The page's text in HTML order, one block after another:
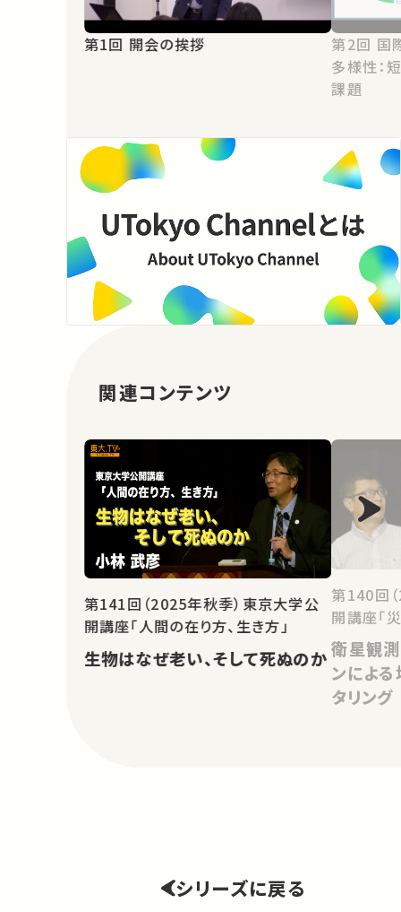
第1回 開会の挨拶
第2回 国際高等教育における学びの
多様性：
課題
関連コンテンツ
第141回（2025年秋季）東京大学公
開講座「人間の在り方、生き方」
生物はなぜ老い、そして死ぬのか
第140回
開講座「
衛星観
ンによ
タリング
シリーズに戻る